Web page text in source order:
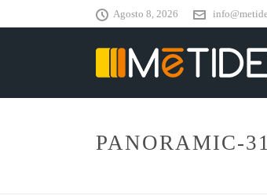
Agosto 8, 2026
PANORAMIC-